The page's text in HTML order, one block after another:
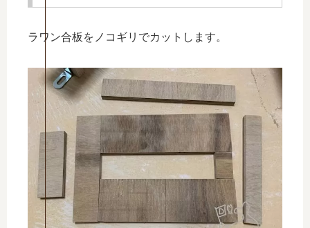
ラワン合板をノコギリでカットします。